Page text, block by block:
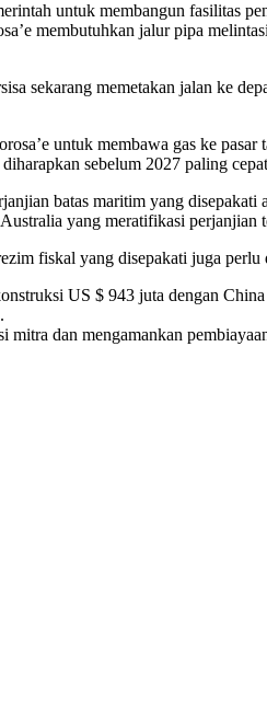
untuk membangun fasilitas
membutuhkan jalur pipa
sekarang memetakan jalan ke
untuk membawa gas ke
sebelum 2027 paling
batas maritim yang
yang meratifikasi perjanjian
fiskal yang disepakati juga
US $ 943 juta dengan
mitra dan mengamankan